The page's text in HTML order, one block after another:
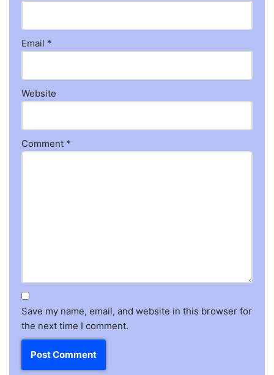
Email *
Website
Comment *
Save my name, email, and website in this browser for
the next time I comment.